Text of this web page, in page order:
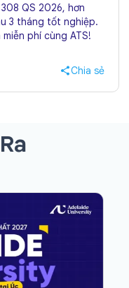
QS 2026, hơn
3 tháng tốt nghiệp.
phí cùng ATS!
Chia sẻ